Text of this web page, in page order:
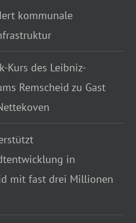
kommunale
Kurs des Leibniz-
Remscheid zu Gast
in
mit fast drei Millionen